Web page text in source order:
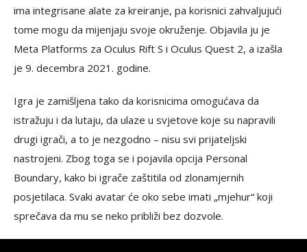
ima integrisane alate za kreiranje, pa korisnici zahvaljujući
tome mogu da mijenjaju svoje okruženje. Objavila ju je
Meta Platforms za Oculus Rift S i Oculus Quest 2, a izašla
je 9. decembra 2021. godine.
Igra je zamišljena tako da korisnicima omogućava da
istražuju i da lutaju, da ulaze u svjetove koje su napravili
drugi igrači, a to je nezgodno – nisu svi prijateljski
nastrojeni. Zbog toga se i pojavila opcija Personal
Boundary, kako bi igrače zaštitila od zlonamjernih
posjetilaca. Svaki avatar će oko sebe imati „mjehur“ koji
sprečava da mu se neko približi bez dozvole.